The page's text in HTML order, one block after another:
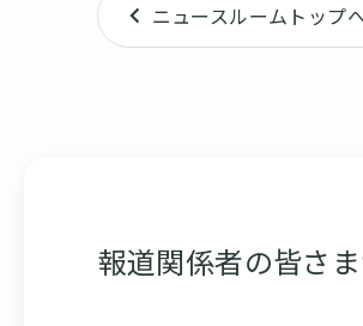
ニュースルームトップ
報道関係者の皆さ